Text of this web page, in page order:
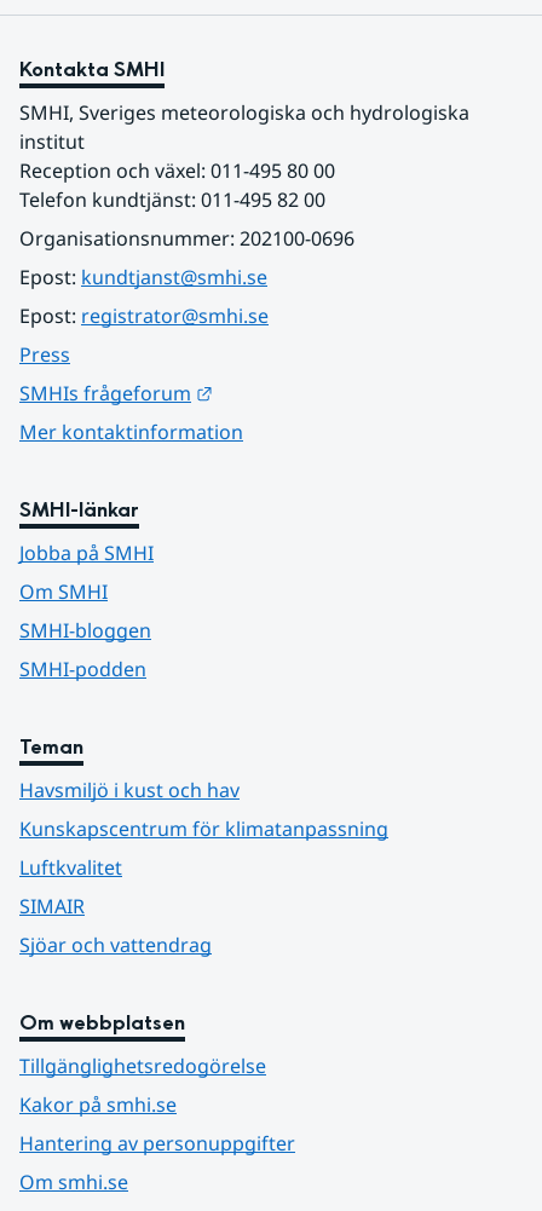
Kontakta SMHI
SMHI, Sveriges meteorologiska och hydrologiska
institut
Reception och växel: 011-495 80 00
Telefon kundtjänst: 011-495 82 00
Organisationsnummer: 202100-0696
Epost: kundtjanst@smhi.se
Epost: registrator@smhi.se
Press
SMHIs frågeforum
Mer kontaktinformation
SMHI-länkar
Jobba på SMHI
Om SMHI
SMHI-bloggen
SMHI-podden
Teman
Havsmiljö i kust och hav
Kunskapscentrum för klimatanpassning
Luftkvalitet
SIMAIR
Sjöar och vattendrag
Om webbplatsen
Tillgänglighetsredogörelse
Kakor på smhi.se
Hantering av personuppgifter
Om smhi.se